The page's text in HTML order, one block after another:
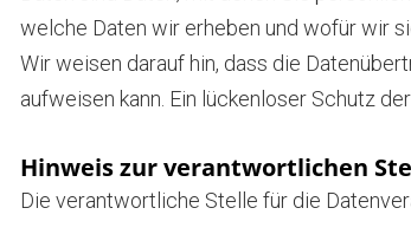
welche Daten wir erheben und wofür wir
Wir weisen darauf hin, dass die
aufweisen kann. Ein lückenloser Schutz
Hinweis zur verantwortlichen
Die verantwortliche Stelle für die